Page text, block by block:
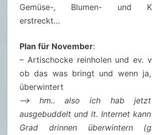
Gemüse-, Blumen- und
erstreckt…
Plan für November:
– Artischocke reinholen und ev.
ob das was bringt und wenn
überwintert
–> hm.. also ich hab
ausgebuddelt und lt. Internet
Grad drinnen überwintern